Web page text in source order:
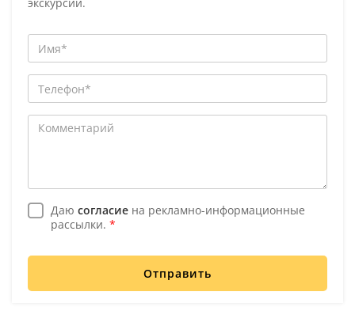
Даю согласие на рекламно-информационные
рассылки. *
Отправить